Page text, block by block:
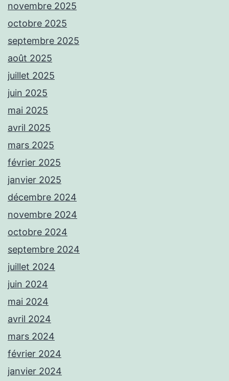
novembre 2025
octobre 2025
septembre 2025
août 2025
juillet 2025
juin 2025
mai 2025
avril 2025
mars 2025
février 2025
janvier 2025
décembre 2024
novembre 2024
octobre 2024
septembre 2024
juillet 2024
juin 2024
mai 2024
avril 2024
mars 2024
février 2024
janvier 2024